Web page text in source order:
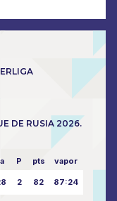
DE RUSIA 2026.
P pts vapor
2 82 87:24